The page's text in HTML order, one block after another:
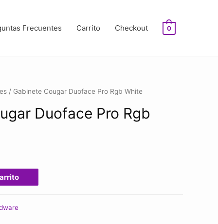
Frecuentes Carrito Checkout 0
/ Gabinete Cougar Duoface Pro Rgb White
Duoface Pro Rgb